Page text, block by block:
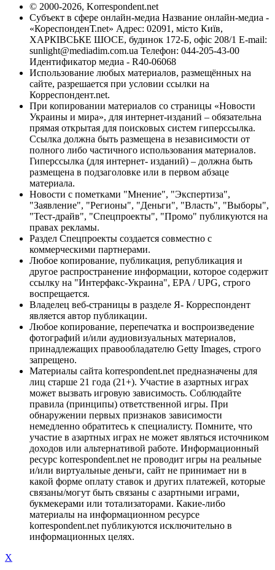
© 2000-2026, Korrespondent.net
Субъект в сфере онлайн-медиа Название онлайн-медиа -
«КореспонденТ.net» Адрес: 02091, місто Київ,
ХАРКІВСЬКЕ ШОСЕ, будинок 172-Б, офіс 208/1 E-mail:
sunlight@mediadim.com.ua Телефон: 044-205-43-00
Идентификатор медиа - R40-06068
Использование любых материалов, размещённых на
сайте, разрешается при условии ссылки на
Корреспондент.net.
При копировании материалов со страницы «Новости
Украины и мира», для интернет-изданий – обязательна
прямая открытая для поисковых систем гиперссылка.
Ссылка должна быть размещена в независимости от
полного либо частичного использования материалов.
Гиперссылка (для интернет- изданий) – должна быть
размещена в подзаголовке или в первом абзаце
материала.
Новости с пометками "Мнение", "Экспертиза",
"Заявление", "Регионы", "Деньги", "Власть", "Выборы",
"Тест-драйв", "Спецпроекты", "Промо" публикуются на
правах рекламы.
Раздел Спецпроекты создается совместно с
коммерческими партнерами.
Любое копирование, публикация, републикация и
другое распространение информации, которое содержит
ссылку на "Интерфакс-Украина", EPA / UPG, строго
воспрещается.
Владелец веб-страницы в разделе Я- Корреспондент
является автор публикации.
Любое копирование, перепечатка и воспроизведение
фотографий и/или аудиовизуальных материалов,
принадлежащих правообладателю Getty Images, строго
запрещено.
Материалы сайта korrespondent.net предназначены для
лиц старше 21 года (21+). Участие в азартных играх
может вызвать игровую зависимость. Соблюдайте
правила (принципы) ответственной игры. При
обнаружении первых признаков зависимости
немедленно обратитесь к специалисту. Помните, что
участие в азартных играх не может являться источником
доходов или альтернативой работе. Информационный
ресурс korrespondent.net не проводит игры на реальные
и/или виртуальные деньги, сайт не принимает ни в
какой форме оплату ставок и других платежей, которые
связаны/могут быть связаны с азартными играми,
букмекерами или тотализаторами. Какие-либо
материалы на информационном ресурсе
korrespondent.net публикуются исключительно в
информационных целях.
X